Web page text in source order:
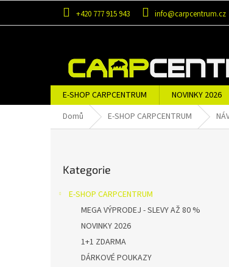
obsah
+420 777 915 943 info@carpcentrum.cz
E-SHOP CARPCENTRUM NOVINKY 2026
OBLEČENÍ A OBUV
ZNAČKY
Domů E-SHOP CARPCENTRUM
kategorie
Kategorie
E-SHOP CARPCENTRUM
MEGA VÝPRODEJ - SLEVY AŽ 80 %
NOVINKY 2026
1+1 ZDARMA
DÁRKOVÉ POUKAZY